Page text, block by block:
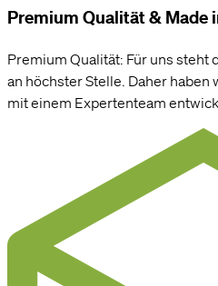
Premium Qualität & Made
Premium Qualität: Für uns steht
an höchster Stelle. Daher haben
mit einem Expertenteam